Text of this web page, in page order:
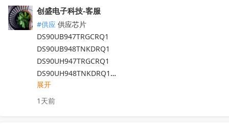
CS3820EO  M12L128168A-6TG2N
代理天微，贝岭，泰德，能芯，福芯，红芯微
晶源微，友达，UTC，纳芯威，芯电元等品牌
深圳原装现货当天可送，1000+型号现货欢迎咨询
V:13544786707
Q:2581140881
收起
创盛电子科技-客服
#供应 供应芯片
DS90UB947TRGCRQ1
DS90UB948TNKDRQ1
DS90UH947TRGCRQ1
DS90UH948TNKDRQ1
DS83822IRHBR
DS250DF810ABVR
展开
1天前